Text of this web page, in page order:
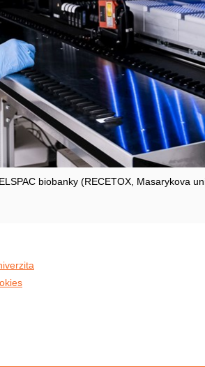
biobanky (RECETOX, Masarykova